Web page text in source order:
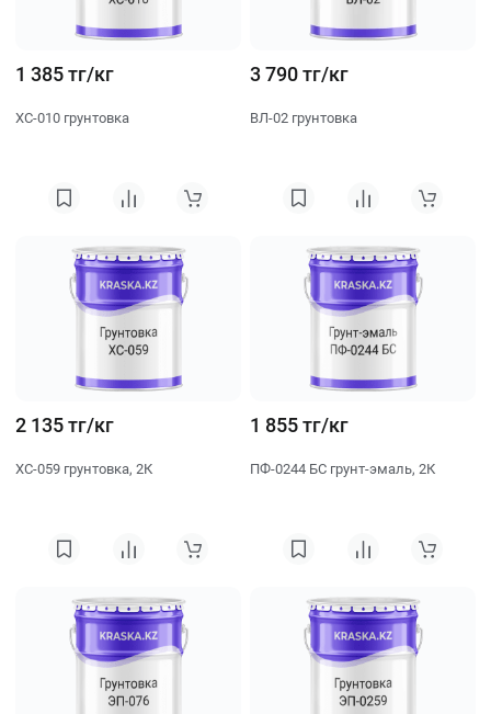
1 385 тг/кг
ХС-010 грунтовка
3 790 тг/кг
ВЛ-02 грунтовка
2 135 тг/кг
ХС-059 грунтовка, 2К
1 855 тг/кг
ПФ-0244 БС грунт-эмаль, 2К